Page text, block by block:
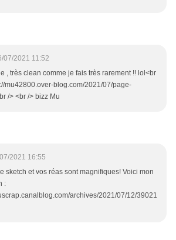
07/2021 11:52
, très clean comme je fais très rarement !! lol<br
mu42800.over-blog.com/2021/07/page-
/> <br /> bizz Mu
2021 16:55
sketch et vos réas sont magnifiques! Voici mon
:
archives/2021/07/12/39021